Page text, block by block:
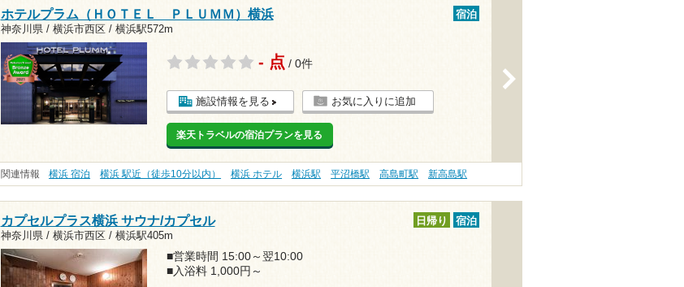
ホテルプラム（ＨＯＴＥＬ ＰＬＵＭＭ）横浜
神奈川県 / 横浜市西区 / 横浜駅572m
宿泊
- 点 / 0件
施設情報を見る お気に入りに追加
楽天トラベルの宿泊プランを見る
関連情報 横浜 宿泊 横浜 駅近（徒歩10分以内） 横浜 ホテル 横浜駅 平沼橋駅 高島町駅 新高島駅
カプセルプラス横浜 サウナ/カプセル
神奈川県 / 横浜市西区 / 横浜駅405m
日帰り 宿泊
■営業時間 15:00～翌10:00
■入浴料 1,000円～